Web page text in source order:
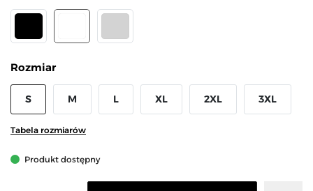
Rozmiar
S M L XL 2XL 3XL
Tabela rozmiarów
Produkt dostępny